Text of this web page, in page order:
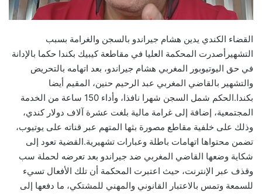
القضاء الكندي يدين هشام جيراندو بالسجن والغرامة بسبب
التشهيرأصدرت المحكمة العليا في مقاطعة كيبيك بكندا حكما بالإدانة
في حق اليوتيوبور المغربي هشام جيراندو، بعد اتهامه بالتحريض
والتشهير بالقاضي المغربي عبد الرحيم حنين، المقيم أيضا
بكندا.الحكم شمل السجن شهرا نافذا، وأداء 150 ساعة من الخدمة
المجتمعية، إضافة إلى غرامة مالية بلغت عشرة آلاف دولار كندي،
وذلك على خلفية مقاطع مصورة بثها المتهم عبر قناته على يوتيوب،
تضمن محتواها اتهامات باطلة وعبارات تشهيرية.القضية تعود إلى
شكاية وضعها القاضي المغربي ضد جيراندو بعد تعرضه لحملة سب
وقذف عبر الإنترنت، حيث اعتبرت المحكمة أن تلك الأفعال تسيء
للسمعة وتمس بالاعتبار القانوني والمهني للمشتكي، ما دفعها إلى